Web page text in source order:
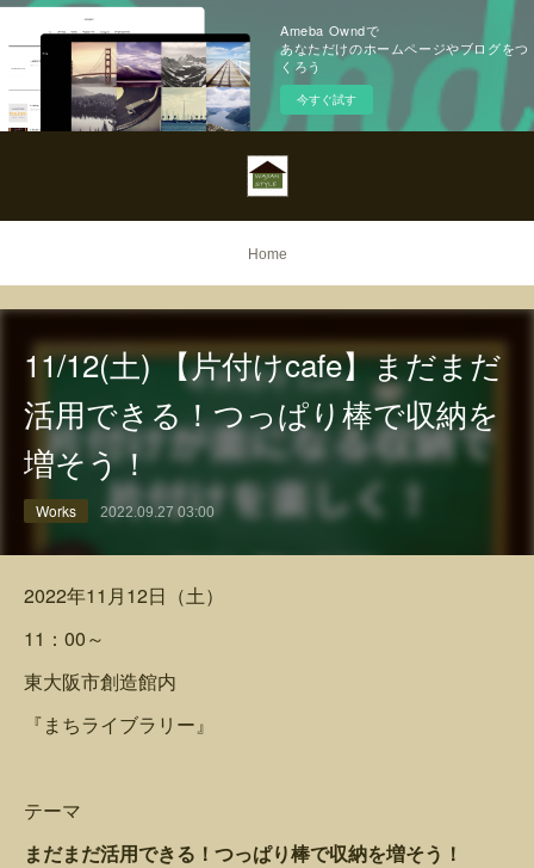
Ameba Owndで
あなただけのホームページやブログをつ
くろう
今すぐ試す
Home
11/12(土) 【片付けcafe】まだまだ
活用できる！つっぱり棒で収納を
増そう！
Works 2022.09.27 03:00
2022年11月12日（土）
11：00～
東大阪市創造館内
『まちライブラリー』
テーマ
まだまだ活用できる！つっぱり棒で収納を増そう！